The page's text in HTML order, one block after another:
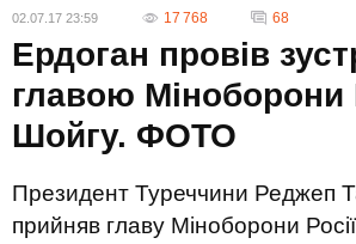
02.07.17 23:59 17 768 68
Ердоган провів
главою
Шойгу. ФОТО
Президент Туреччини Реджеп
прийняв главу Міноборони